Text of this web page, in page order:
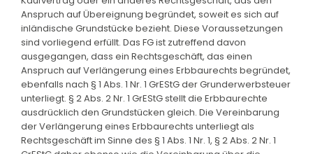
Anspruch auf Übereignung begründet, soweit es sich auf
inländische Grundstücke bezieht. Diese Voraussetzungen
sind vorliegend erfüllt. Das FG ist zutreffend davon
ausgegangen, dass ein Rechtsgeschäft, das einen
Anspruch auf Verlängerung eines Erbbaurechts begründet,
ebenfalls nach § 1 Abs. 1 Nr. 1 GrEStG der Grunderwerbsteuer
unterliegt. § 2 Abs. 2 Nr. 1 GrEStG stellt die Erbbaurechte
ausdrücklich den Grundstücken gleich. Die Vereinbarung
der Verlängerung eines Erbbaurechts unterliegt als
Rechtsgeschäft im Sinne des § 1 Abs. 1 Nr. 1, § 2 Abs. 2 Nr. 1